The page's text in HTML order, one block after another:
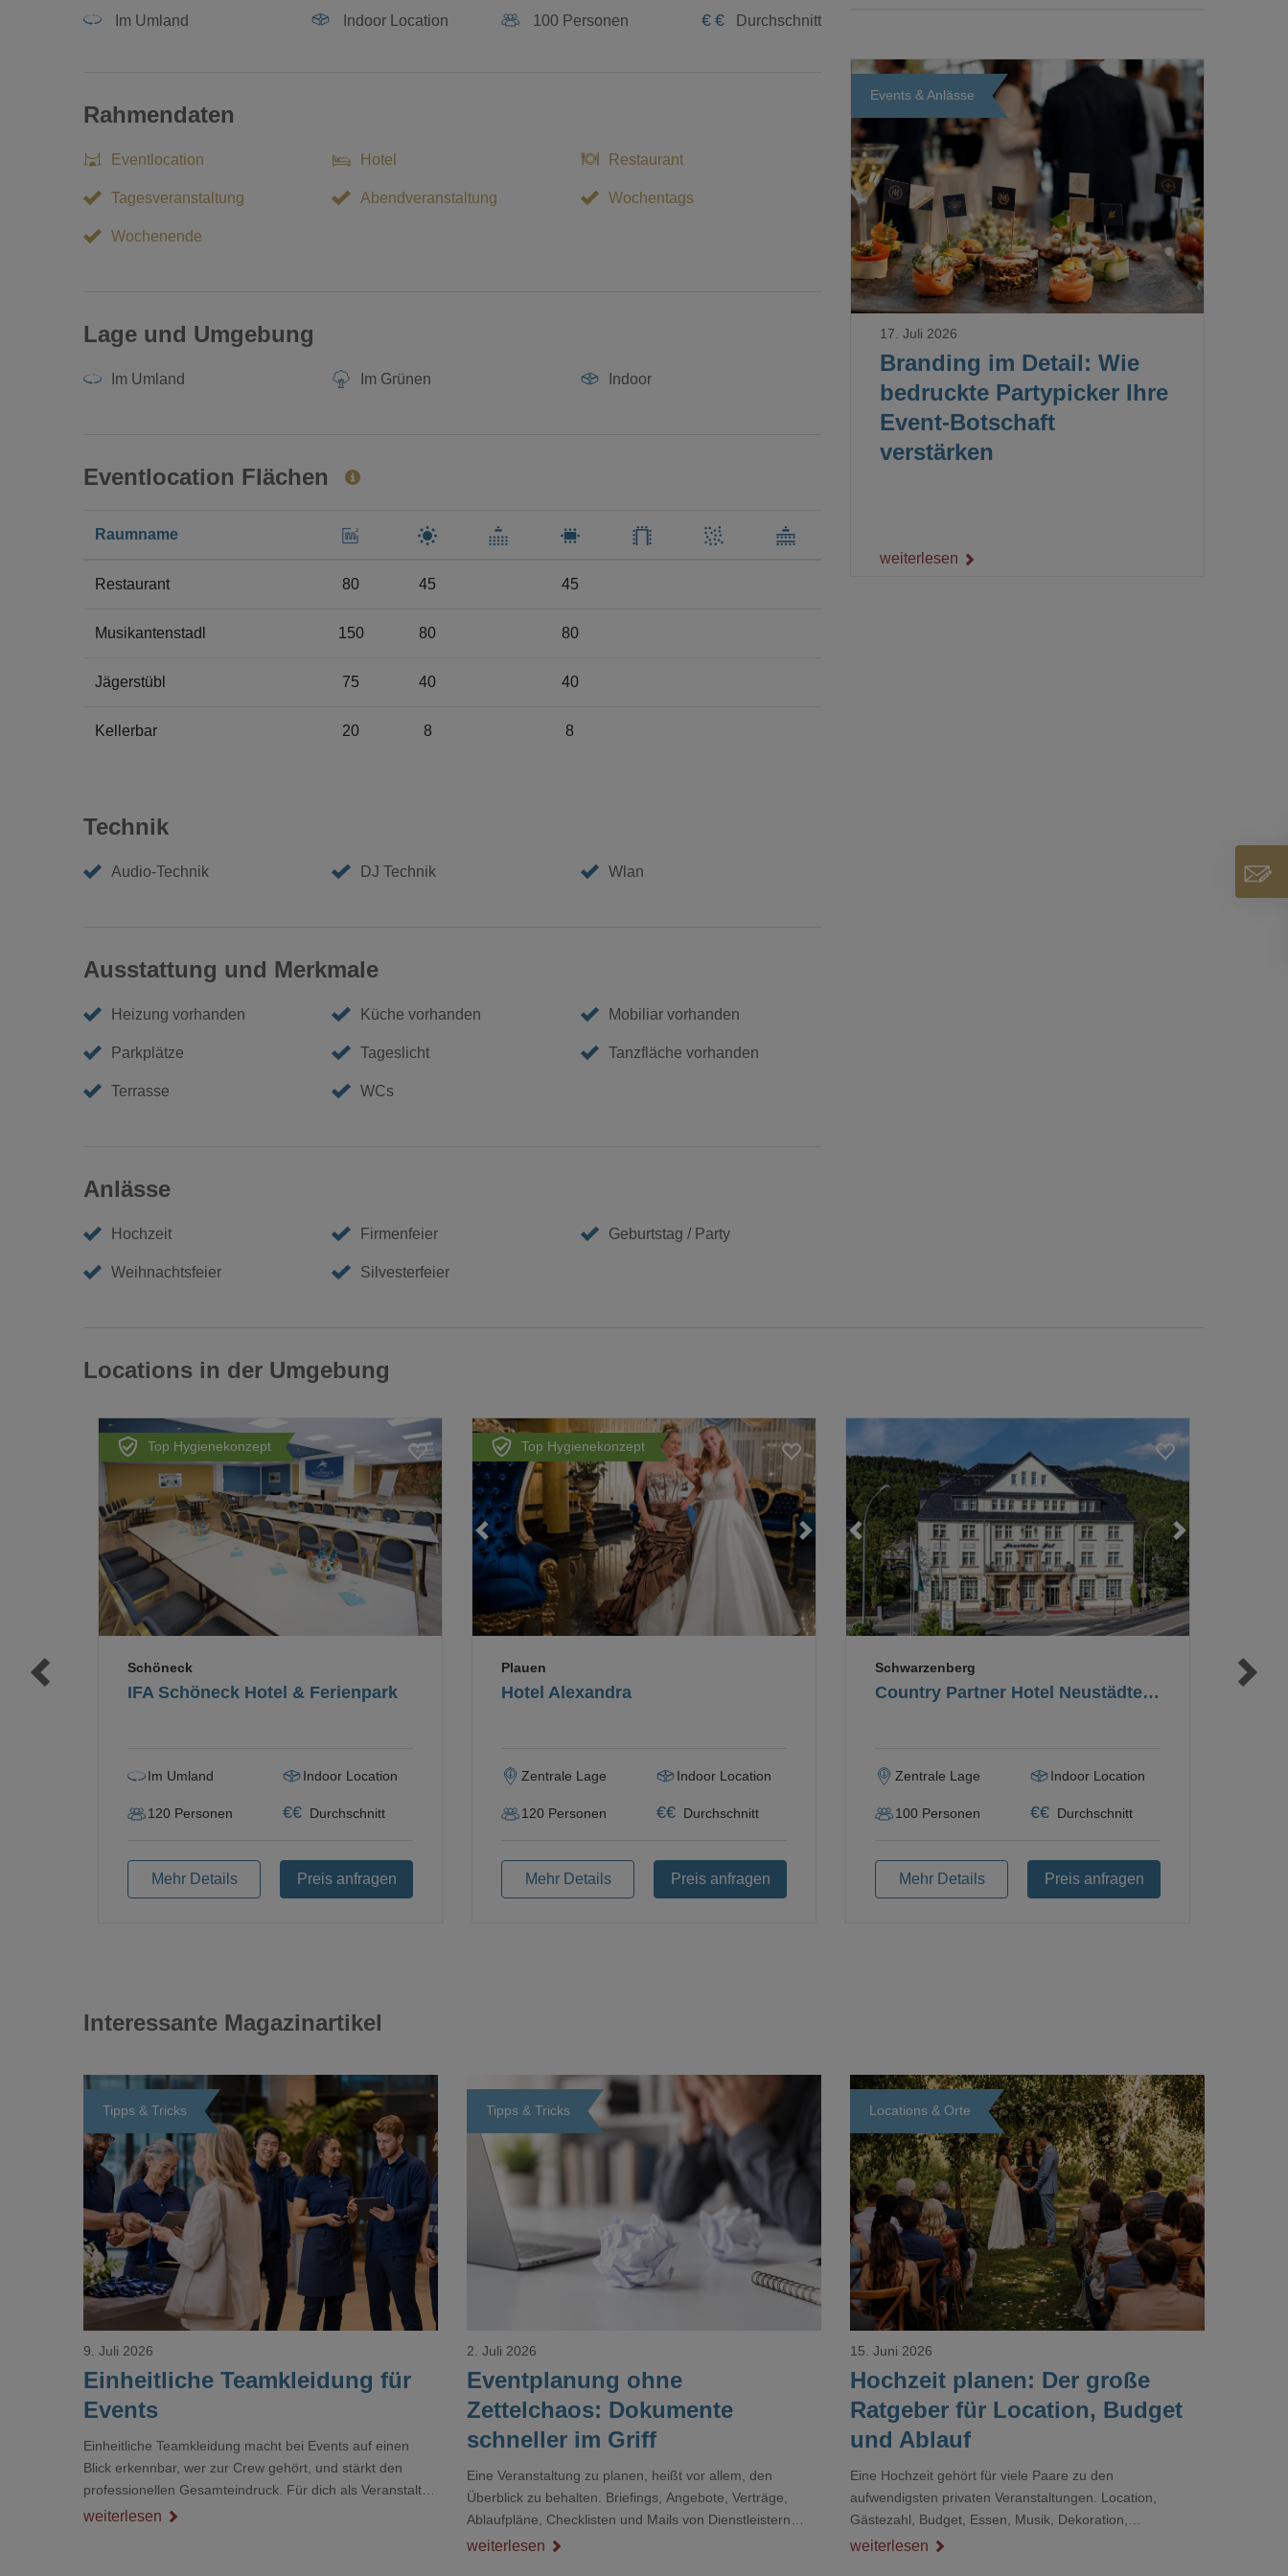
Im Umland Indoor Location 100 Personen € € Durchschnitt
Rahmendaten
Eventlocation Hotel Restaurant
Tagesveranstaltung Abendveranstaltung Wochentags
Wochenende
Lage und Umgebung
Im Umland Im Grünen Indoor
Eventlocation Flächen
Raumname
Restaurant 80 45 45
Musikantenstadl 150 80 80
Jägerstübl 75 40 40
Kellerbar 20 8 8
Technik
Audio-Technik DJ Technik Wlan
Ausstattung und Merkmale
Heizung vorhanden Küche vorhanden Mobiliar vorhanden
Parkplätze Tageslicht Tanzfläche vorhanden
Terrasse WCs
Anlässe
Hochzeit Firmenfeier Geburtstag / Party
Weihnachtsfeier Silvesterfeier
Events & Anlässe
Loading...
Branding im Detail: Wie
bedruckte Partypicker Ihre
Event-Botschaft
verstärken
17. Juli 2026
weiterlesen
Locations in der Umgebung
Top Hygienekonzept
Loading...
IFA Schöneck Hotel & Ferienpark
Schöneck
Im Umland Indoor Location
120 Personen €€ Durchschnitt
Mehr Details Preis anfragen
Top Hygienekonzept
Loading... Loading... Loading...
Hotel Alexandra
Plauen
Zentrale Lage Indoor Location
120 Personen €€ Durchschnitt
Mehr Details Preis anfragen
Loading... Loading...
Country Partner Hotel Neustädter Hof
Schwarzenberg
Zentrale Lage Indoor Location
100 Personen €€ Durchschnitt
Mehr Details Preis anfragen
Interessante Magazinartikel
Tipps & Tricks
Loading...
Einheitliche Teamkleidung für
Events
9. Juli 2026
Einheitliche Teamkleidung macht bei Events auf einen
Blick erkennbar, wer zur Crew gehört, und stärkt den
professionellen Gesamteindruck. Für dich als Veranstalter
ist das kein Nebenthema: Bei Textilien mit Stickerei oder
weiterlesen
Tipps & Tricks
Loading...
Eventplanung ohne
Zettelchaos: Dokumente
schneller im Griff
2. Juli 2026
Eine Veranstaltung zu planen, heißt vor allem, den
Überblick zu behalten. Briefings, Angebote, Verträge,
Ablaufpläne, Checklisten und Mails von Dienstleistern
sammeln sich rasch zu einem unübersichtlichen Stapel.
weiterlesen
Locations & Orte
Loading...
Hochzeit planen: Der große
Ratgeber für Location, Budget
und Ablauf
15. Juni 2026
Eine Hochzeit gehört für viele Paare zu den
aufwendigsten privaten Veranstaltungen. Location,
Gästezahl, Budget, Essen, Musik, Dekoration,
Dienstleister und Ablauf müssen zusammenpassen, damit
weiterlesen